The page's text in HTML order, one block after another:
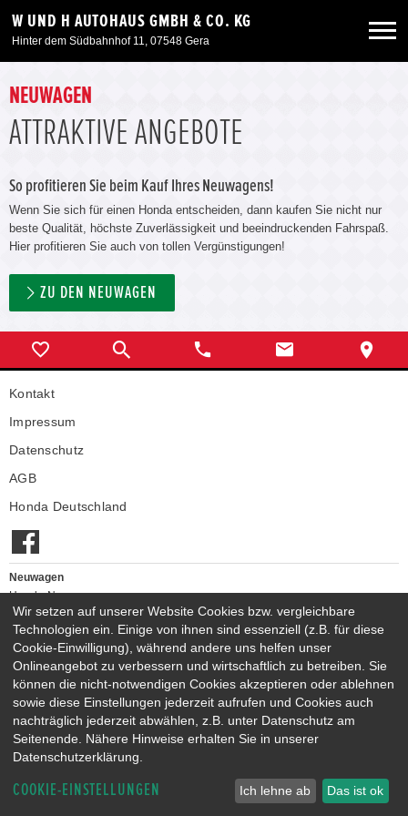
W UND H AUTOHAUS GMBH & CO. KG
Hinter dem Südbahnhof 11, 07548 Gera
Neuwagen
Gebrauchtwagen
Angebote
Service & Zubehör
Unser Autohaus
ebike-gera.de
NEUWAGEN
ATTRAKTIVE ANGEBOTE
So profitieren Sie beim Kauf Ihres Neuwagens!
Wenn Sie sich für einen Honda entscheiden, dann kaufen Sie nicht nur
beste Qualität, höchste Zuverlässigkeit und beeindruckenden Fahrspaß.
Hier profitieren Sie auch von tollen Vergünstigungen!
ZU DEN NEUWAGEN
Kontakt
Impressum
Datenschutz
AGB
Honda Deutschland
Neuwagen
Honda Neuwagen
Gebrauchtwagen
Honda Gebrauchtwagen
Honda Vorführwagen
Gesamtbestand
NEUWAGENMODELLE
HONDA JAZZ E:HEV
HONDA CIVIC E:HEV
HONDA PRELUDE E:HEV
Wir setzen auf unserer Website Cookies bzw. vergleichbare
Technologien ein. Einige von ihnen sind essenziell (z.B. für diese
Cookie-Einwilligung), während andere uns helfen unser
Onlineangebot zu verbessern und wirtschaftlich zu betreiben. Sie
können die nicht-notwendigen Cookies akzeptieren oder ablehnen
sowie diese Einstellungen jederzeit aufrufen und Cookies auch
nachträglich jederzeit abwählen, z.B. unter Datenschutz am
Seitenende. Nähere Hinweise erhalten Sie in unserer
Datenschutzerklärung.
COOKIE-EINSTELLUNGEN Ich lehne ab Das ist ok